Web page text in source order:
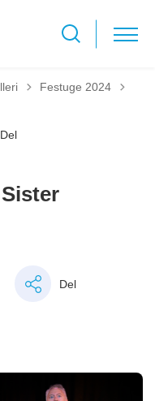
Tilbage til
Festuge 2024
Del
Del